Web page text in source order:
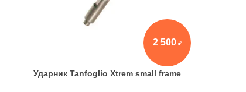
2 500
Ударник Tanfoglio Xtrem small frame